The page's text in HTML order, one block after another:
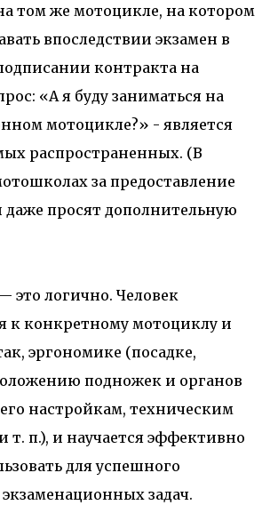
том же мотоцикле, на котором
впоследствии экзамен в
контракта на
«А я буду заниматься на
мотоцикле?» - является
распространенных. (В
за предоставление
даже просят дополнительную
это логично. Человек
к конкретному мотоциклу и
эргономике (посадке,
подножек и органов
настройкам, техническим
т. п.), и научается эффективно
для успешного
задач.